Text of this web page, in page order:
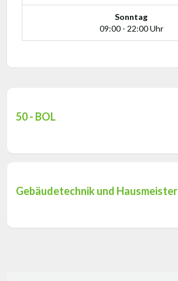
Sonntag
09:00 - 22:00 Uhr
50 - BOL
Gebäudetechnik und Hausmeister